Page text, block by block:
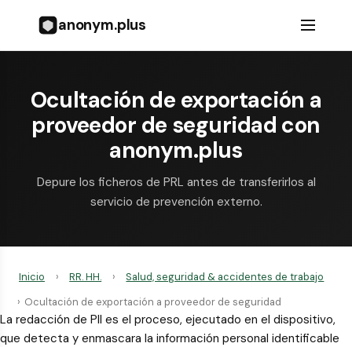
anonym.plus
Ocultación de exportación a
proveedor de seguridad con
anonym.plus
Depure los ficheros de PRL antes de transferirlos al
servicio de prevención externo.
Inicio › RR. HH. ›
Salud, seguridad & accidentes de trabajo
› Ocultación de exportación a proveedor de seguridad
La redacción de PII es el proceso, ejecutado en el dispositivo,
que detecta y enmascara la información personal identificable